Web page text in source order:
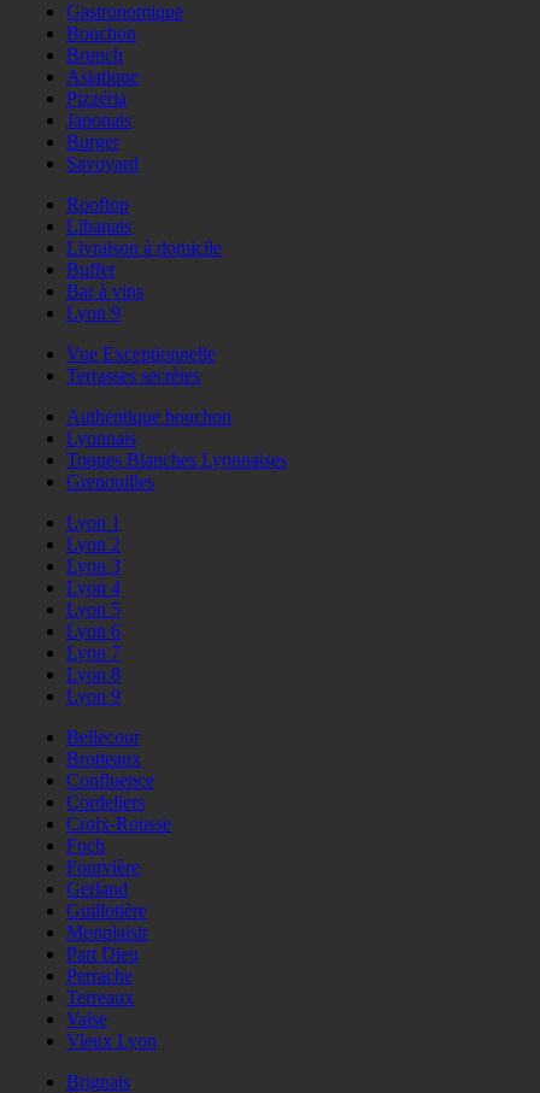
Gastronomique
Bouchon
Brunch
Asiatique
Pizzéria
Japonais
Burger
Savoyard
Rooftop
Libanais
Livraison à domicile
Buffet
Bar à vins
Lyon 9
Vue Exceptionnelle
Terrasses secrètes
Authentique bouchon
Lyonnais
Toques Blanches Lyonnaises
Grenouilles
Lyon 1
Lyon 2
Lyon 3
Lyon 4
Lyon 5
Lyon 6
Lyon 7
Lyon 8
Lyon 9
Bellecour
Brotteaux
Confluence
Cordeliers
Croix-Rousse
Foch
Fourvière
Gerland
Guillotière
Monplaisir
Part Dieu
Perrache
Terreaux
Vaise
Vieux Lyon
Brignais